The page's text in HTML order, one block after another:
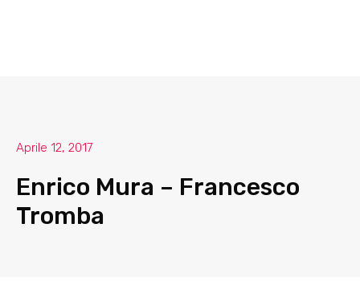
Aprile 12, 2017
Enrico Mura – Francesco
Tromba